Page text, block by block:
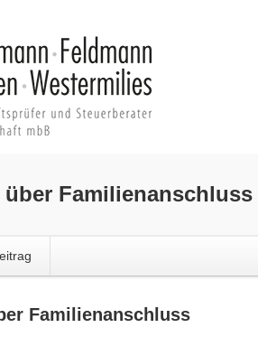
über Familienanschluss
Familienanschluss